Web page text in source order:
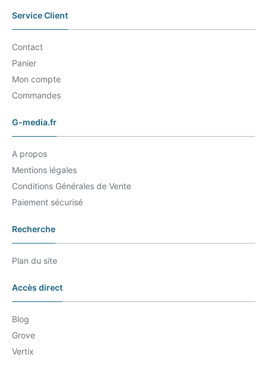
Service Client
Contact
Panier
Mon compte
Commandes
G-media.fr
A propos
Mentions légales
Conditions Générales de Vente
Paiement sécurisé
Recherche
Plan du site
Accès direct
Blog
Grove
Vertix